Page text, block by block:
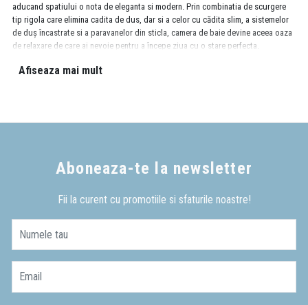
aducand spatiului o nota de eleganta si modern. Prin combinatia de scurgere
tip rigola care elimina cadita de dus, dar si a celor cu cădita slim, a sistemelor
de duș încastrate si a paravanelor din sticla, camera de baie devine aceea oaza
de relaxare de care ai nevoie pentru a începe ziua cu o stare perfecta.
Avantajele Cabinei de Dus Walk-in
expresia libertatii in baie; unul sau mai multi pereti de sticla securizata, ofera
Daca ai nevoie de sfaturi suplimentare, consultantii nostri sunt disponibili
pentru a te indruma spre alegerea corecta.( contact/telefon)
Afiseaza mai mult
Aboneaza-te la newsletter
Fii la curent cu promotiile si sfaturile noastre!
Numele tau
Email